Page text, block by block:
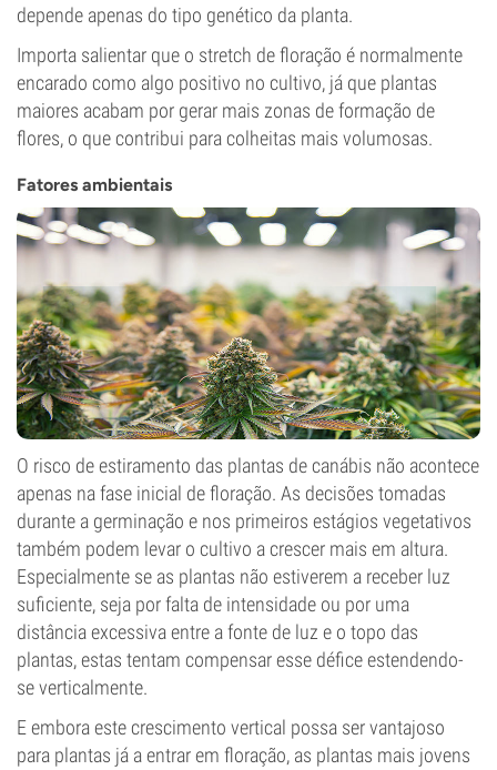
depende apenas do tipo genético da planta.
Importa salientar que o stretch de floração é normalmente
encarado como algo positivo no cultivo, já que plantas
maiores acabam por gerar mais zonas de formação de
flores, o que contribui para colheitas mais volumosas.
Fatores ambientais
O risco de estiramento das plantas de canábis não acontece
apenas na fase inicial de floração. As decisões tomadas
durante a germinação e nos primeiros estágios vegetativos
também podem levar o cultivo a crescer mais em altura.
Especialmente se as plantas não estiverem a receber luz
suficiente, seja por falta de intensidade ou por uma
distância excessiva entre a fonte de luz e o topo das
plantas, estas tentam compensar esse défice estendendo-
se verticalmente.
E embora este crescimento vertical possa ser vantajoso
para plantas já a entrar em floração, as plantas mais jovens